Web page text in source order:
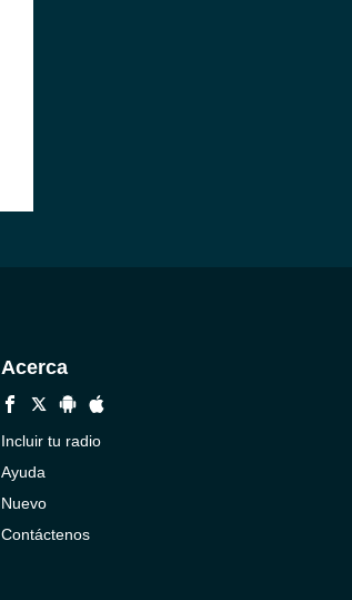
Acerca
Incluir tu radio
Ayuda
Nuevo
Contáctenos